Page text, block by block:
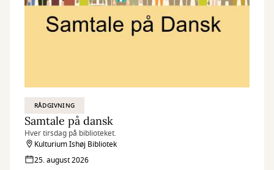
RÅDGIVNING
Samtale på dansk
Hver tirsdag på biblioteket.
Kulturium Ishøj Bibliotek
25. august 2026